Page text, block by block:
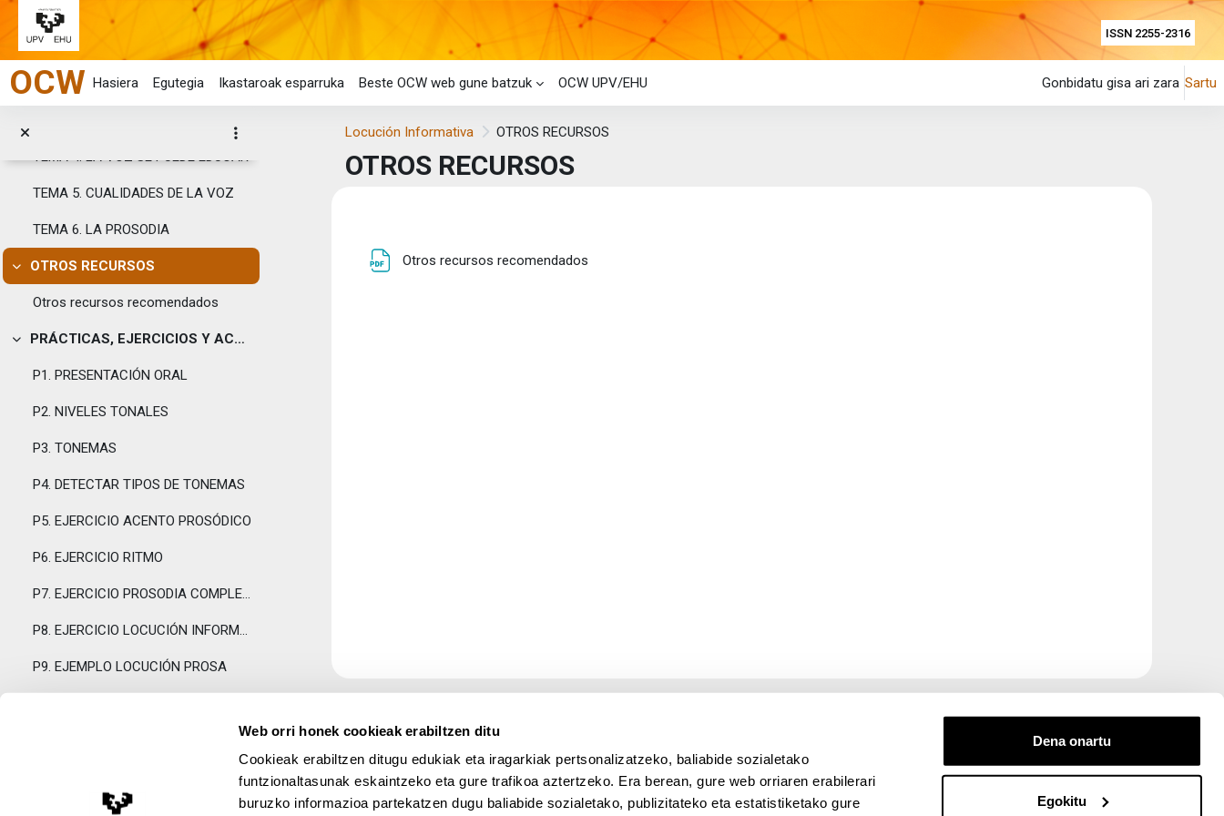
Web orri honek cookieak erabiltzen ditu
Cookieak erabiltzen ditugu edukiak eta iragarkiak pertsonalizatzeko, baliabide sozialetako
funtzionaltasunak eskaintzeko eta gure trafikoa aztertzeko. Era berean, gure web orriaren erabilerari
buruzko informazioa partekatzen dugu baliabide sozialetako, publizitateko eta estatistiketako gure
Dena onartu
Egokitu
ISSN 2255-2316
Joan eduki nagusira zuzenean
OCW Hasiera Egutegia Ikastaroak esparruka Beste OCW web gune batzuk OCW UPV/EHU Gonbidatu gisa ari zara Sartu
Tolestu
MATERIALES DE ESTUDIO
TEMA 1. LOCUCIÓN Y MIEDO ESCÉNICO
TEMA 2. APROXIMACIÓN A LA FONÉTICA
TEMA 4. LA VOZ SE PUEDE EDUCAR
TEMA 5. CUALIDADES DE LA VOZ
TEMA 6. LA PROSODIA
Tolestu
OTROS RECURSOS
Otros recursos recomendados
Tolestu
PRÁCTICAS, EJERCICIOS Y ACTIVIDADES
P1. PRESENTACIÓN ORAL
P2. NIVELES TONALES
P3. TONEMAS
P4. DETECTAR TIPOS DE TONEMAS
P5. EJERCICIO ACENTO PROSÓDICO
P6. EJERCICIO RITMO
P7. EJERCICIO PROSODIA COMPLETA
P8. EJERCICIO LOCUCIÓN INFORMATIVA
P9. EJEMPLO LOCUCIÓN PROSA
PROCEDIMIENTO DE AUTOEVALUACION
RESPUESTAS AUTOEVALUACIÓN
Locución Informativa OTROS RECURSOS
OTROS RECURSOS
Otros recursos recomendados
Lege Oharra App deskargatu UPV/EHU en Facebook (abre ventana nueva)
UPV/EHU en Twitter (abre ventana nueva)
UPV/EHU en LinkedIn (abre ventana nueva)
UPV/EHU en YouTube (abre ventana nueva)